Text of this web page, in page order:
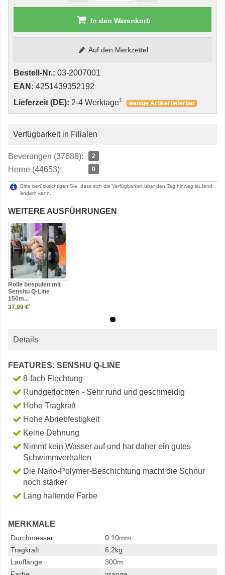
In den Warenkorb
Auf den Merkzettel
Bestell-Nr.: 03-2007001
EAN: 4251439352192
Lieferzeit (DE): 2-4 Werktage1 wenige Artikel lieferbar
Verfügbarkeit in Filialen
Beverungen (37688): 2
Herne (44653): 0
Bitte berücksichtigen Sie, dass sich die Verfügbarkeit über den Tag hinweg laufend
ändern kann.
WEITERE AUSFÜHRUNGEN
Rolle bespulen mit
Senshu Q-Line
150m...
37,99 €*
Details
FEATURES: SENSHU Q-LINE
8-fach Flechtung
Rundgeflochten - Sehr rund und geschmeidig
Hohe Tragkraft
Hohe Abriebfestigkeit
Keine Dehnung
Nimmt kein Wasser auf und hat daher ein gutes
Schwimmverhalten
Die Nano-Polymer-Beschichtung macht die Schnur
noch stärker
Lang haltende Farbe
MERKMALE
Durchmesser
0.10mm
Tragkraft
6,2kg
Lauflänge
300m